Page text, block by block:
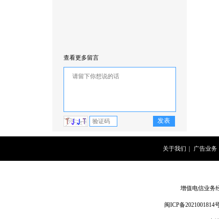
查看更多留言
关于我们 广告业务
增值电信业务
闽ICP备2021001814